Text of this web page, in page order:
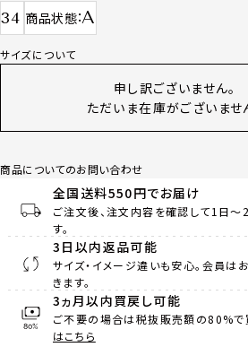
34 商品状態 A
サイズについて
申し訳ございません。
ただいま在庫がございませ
商品についてのお問い合わせ
全国送料550円でお届け
ご注文後、注文内容を確認して1日～
す。
3日以内返品可能
サイズ・イメージ違いも安心。会員は
きます。
3ヵ月以内買戻し可能
ご不要の場合は税抜販売額の80%で
はこちら